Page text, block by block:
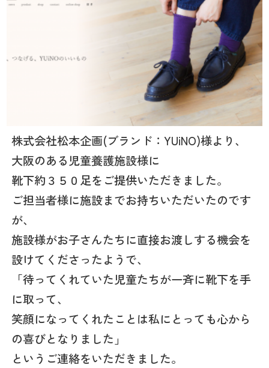
株式会社松本企画(ブランド：YUiNO)様より、
大阪のある児童養護施設様に
靴下約３５０足をご提供いただきました。
ご担当者様に施設までお持ちいただいたのです
が、
施設様がお子さんたちに直接お渡しする機会を
設けてくださったようで、
「待ってくれていた児童たちが一斉に靴下を手
に取って、
笑顔になってくれたことは私にとっても心から
の喜びとなりました」
というご連絡をいただきました。